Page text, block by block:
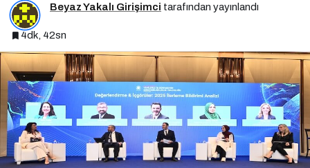
Beyaz Yakalı Girişimci tarafından yayınlandı
4dk, 42sn